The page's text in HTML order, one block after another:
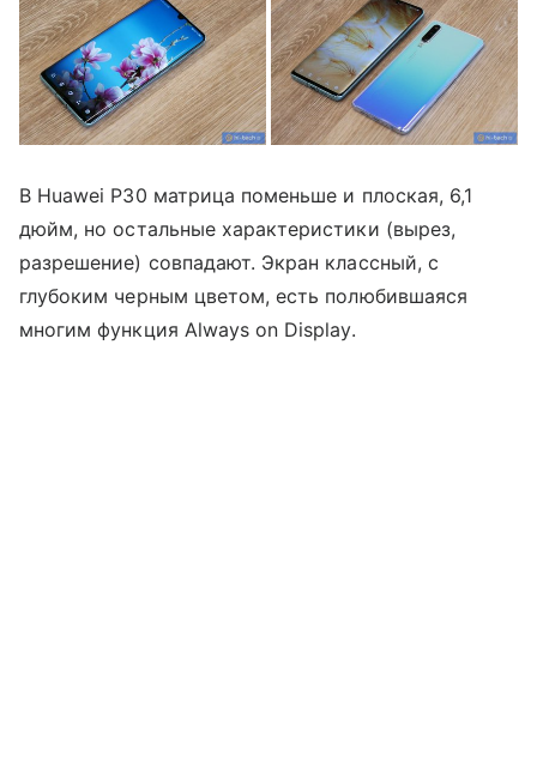
В Huawei P30 матрица поменьше и плоская, 6,1
дюйм, но остальные характеристики (вырез,
разрешение) совпадают. Экран классный, с
глубоким черным цветом, есть полюбившаяся
многим функция Always on Display.